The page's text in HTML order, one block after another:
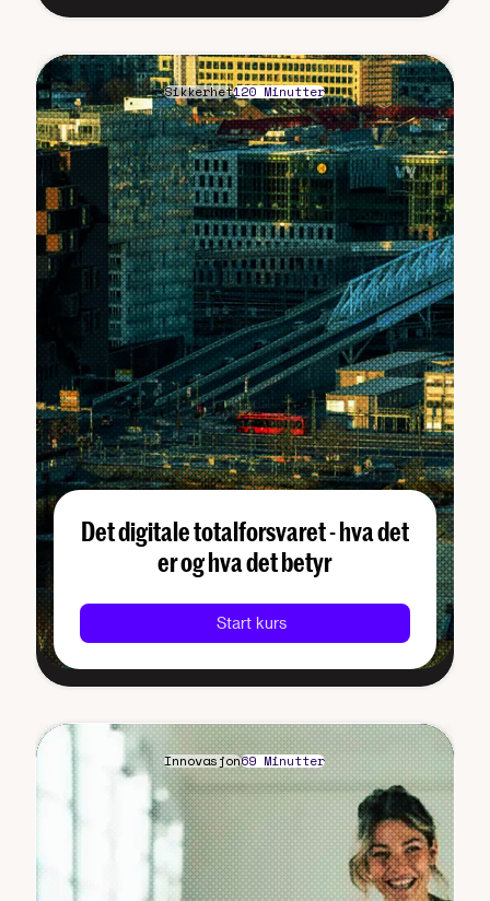
Sikkerhet120 Minutter
Det digitale totalforsvaret - hva det
er og hva det betyr
Start kurs
Innovasjon69 Minutter